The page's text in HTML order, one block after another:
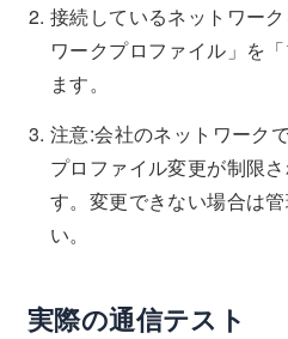
接続しているネットワー
ワークプロファイル」を
ます。
注意:会社のネットワーク
プロファイル変更が制限
す。変更できない場合は
い。
実際の通信テスト